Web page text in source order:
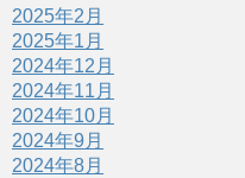
2025年2月
2025年1月
2024年12月
2024年11月
2024年10月
2024年9月
2024年8月